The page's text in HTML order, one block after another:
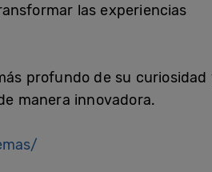
las experiencias
profundo de su curiosidad
manera innovadora.